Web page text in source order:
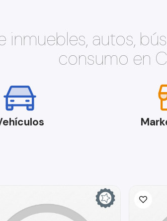
inmuebles, autos,
consumo en